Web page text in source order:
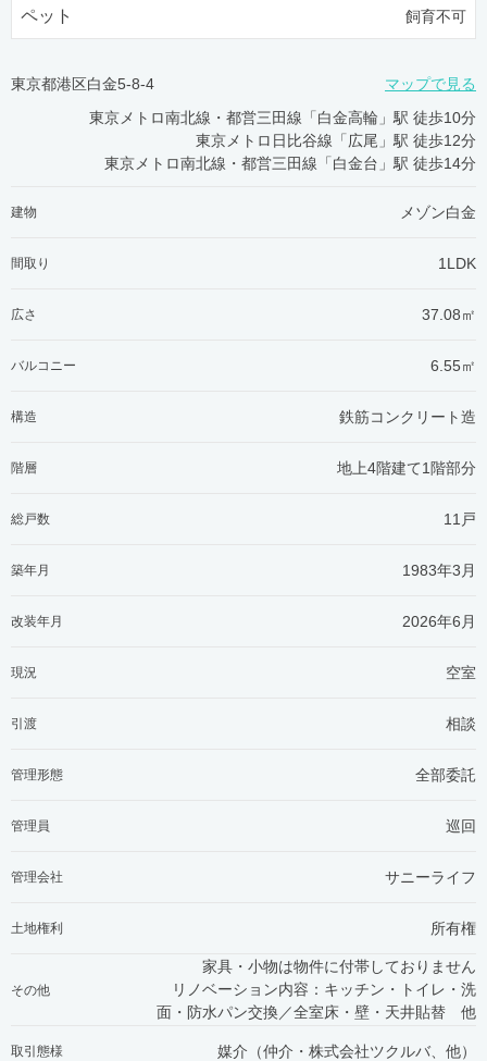
ペット 飼育不可
東京都港区白金5-8-4
マップで見る
東京メトロ南北線・都営三田線「白金高輪」駅 徒歩10分
東京メトロ日比谷線「広尾」駅 徒歩12分
東京メトロ南北線・都営三田線「白金台」駅 徒歩14分
建物 メゾン白金
間取り 1LDK
広さ 37.08㎡
バルコニー 6.55㎡
構造 鉄筋コンクリート造
階層 地上4階建て1階部分
総戸数 11戸
築年月 1983年3月
改装年月 2026年6月
現況 空室
引渡 相談
管理形態 全部委託
管理員 巡回
管理会社 サニーライフ
土地権利 所有権
その他
家具・小物は物件に付帯しておりません
リノベーション内容：キッチン・トイレ・洗
面・防水パン交換／全室床・壁・天井貼替 他
取引態様 媒介（仲介・ 株式会社ツクルバ、他）